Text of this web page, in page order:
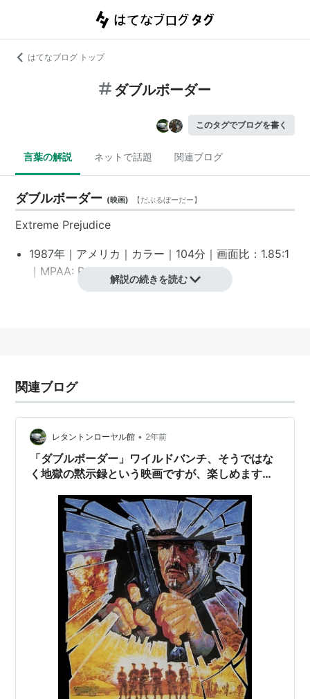
はてなブログ トップ
ダブルボーダー
このタグでブログを書く
言葉の解説 ネットで話題 関連ブログ
ダブルボーダー (映画) 【だぶるぼーだー】
Extreme Prejudice
1987年｜アメリカ｜カラー｜104分｜画面比：1.85:1
｜MPAA: R
ヴァイナ
イナー
原案：
撮影：マシュー・レオネッティ
、ビリー・ウェバー
ジェリー・ゴールドスミス
キャスト
ニック・ノルティ
パワーズ・ブース
リップ・トーン
マイケル・アイアンサイド
マリア・コンチータ・アロンゾ
クランシー・ブラウン
解説の続きを読む
関連ブログ
レタントンローヤル館 • 2年前
「ダブルボーダー」ワイルドバンチ、そうではな
く地獄の黙示録という映画ですが、楽しめます